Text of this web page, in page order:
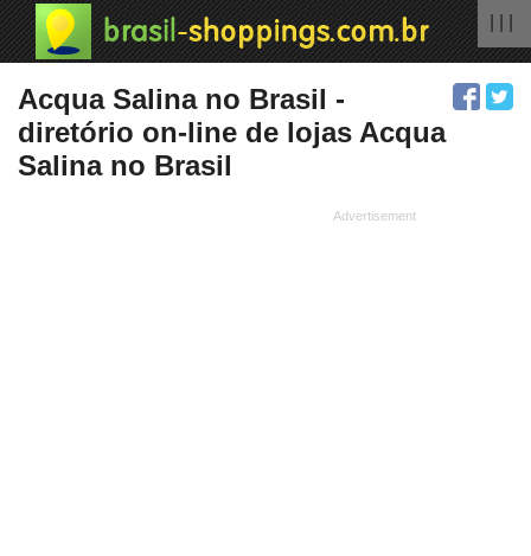
Acqua Salina no Brasil -
diretório on-line de lojas Acqua
Salina no Brasil